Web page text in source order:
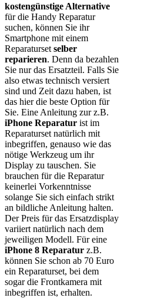
kostengünstige Alternative
für die Handy Reparatur
suchen, können Sie ihr
Smartphone mit einem
Reparaturset selber
reparieren. Denn da bezahlen
Sie nur das Ersatzteil. Falls Sie
also etwas technisch versiert
sind und Zeit dazu haben, ist
das hier die beste Option für
Sie. Eine Anleitung zur z.B.
iPhone Reparatur ist im
Reparaturset natürlich mit
inbegriffen, genauso wie das
nötige Werkzeug um ihr
Display zu tauschen. Sie
brauchen für die Reparatur
keinerlei Vorkenntnisse
solange Sie sich einfach strikt
an bildliche Anleitung halten.
Der Preis für das Ersatzdisplay
variiert natürlich nach dem
jeweiligen Modell. Für eine
iPhone 8 Reparatur z.B.
können Sie schon ab 70 Euro
ein Reparaturset, bei dem
sogar die Frontkamera mit
inbegriffen ist, erhalten.